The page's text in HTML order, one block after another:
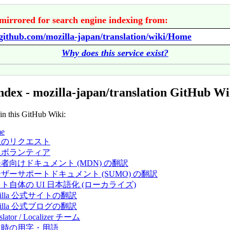
for search engine indexing from:
mozilla-japan/translation/wiki/Home
Why does this service exist?
- mozilla-japan/translation GitHub
this GitHub Wiki:
リクエスト
ランティア
向けドキュメント (MDN) の翻訳
ーサポートドキュメント (SUMO) の翻訳
自体の UI 日本語化 (ローカライズ)
公式サイトの翻訳
公式ブログの翻訳
/ Localizer チーム
の用字・用語